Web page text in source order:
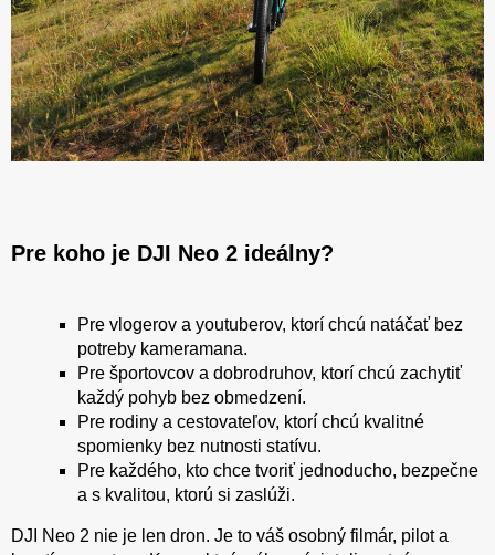
Pre koho je DJI Neo 2 ideálny?
Pre vlogerov a youtuberov, ktorí chcú natáčať bez
potreby kameramana.
Pre športovcov a dobrodruhov, ktorí chcú zachytiť
každý pohyb bez obmedzení.
Pre rodiny a cestovateľov, ktorí chcú kvalitné
spomienky bez nutnosti statívu.
Pre každého, kto chce tvoriť jednoducho, bezpečne
a s kvalitou, ktorú si zaslúži.
DJI Neo 2 nie je len dron. Je to váš osobný filmár, pilot a